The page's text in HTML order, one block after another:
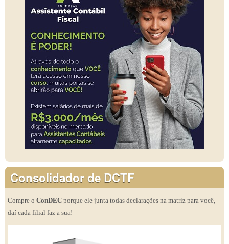
Consolidador de DCTF
Compre o ConDEC porque ele junta todas declarações na matriz para você,
daí cada filial faz a sua!